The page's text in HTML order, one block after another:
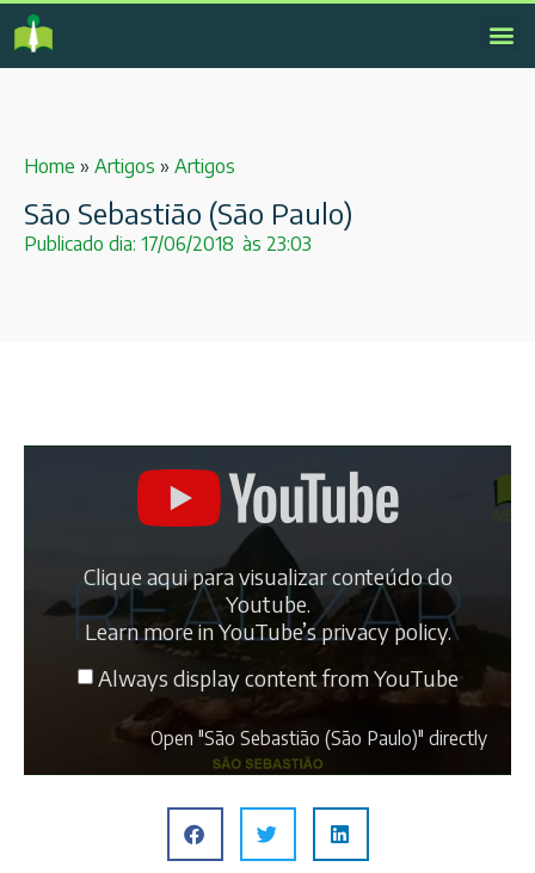
Home » Artigos » Artigos
São Sebastião (São Paulo)
Publicado dia: 17/06/2018 às 23:03
Clique aqui para visualizar conteúdo do
Youtube.
Learn more inYouTube’s privacy policy.
Always display content from YouTube
Open "São Sebastião (São Paulo)" directly